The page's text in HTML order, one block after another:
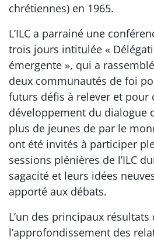
chrétiennes) en 1965.
L’ILC a parrainé une
trois jours intitulée «
émergente », qui a
deux communautés de foi
futurs défis à relever et pour
développement du dialogue
plus de jeunes de par le
ont été invités à participer
sessions plénières de l’ILC
sagacité et leurs idées
apporté aux débats.
L’un des principaux
l’approfondissement des